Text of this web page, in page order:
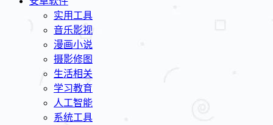
实用工具
音乐影视
漫画小说
摄影修图
生活相关
学习教育
人工智能
系统工具